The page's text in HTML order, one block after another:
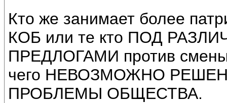
Кто же занимает более
КОБ или те кто ПОД
ПРЕДЛОГАМИ против
чего НЕВОЗМОЖНО
ПРОБЛЕМЫ ОБЩЕСТВА.